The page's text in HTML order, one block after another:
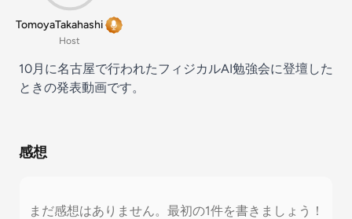
TomoyaTakahashi
Host
10月に名古屋で行われたフィジカルAI勉強会に登壇した
ときの発表動画です。
感想
まだ感想はありません。最初の1件を書きましょう！